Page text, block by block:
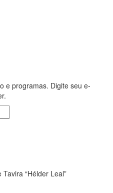
e programas. Digite seu e-
“Hélder Leal”